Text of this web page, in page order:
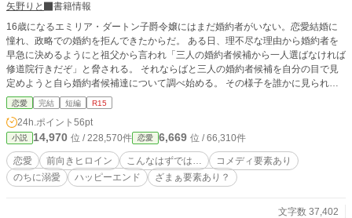
矢野りと
書籍情報
16歳になるエミリア・ダートン子爵令嬢にはまだ婚約者がいない。恋愛結婚に
憧れ、政略での婚約を拒んできたからだ。 ある日、理不尽な理由から婚約者を
早急に決めるようにと祖父から言われ「三人の婚約者候補から一人選ばなければ
修道院行きだぞ」と脅される。 それならばと三人の婚約者候補を自分の目で見
定めようと自ら婚約者候補達について調べ始める。 その様子を誰かに見られて
いるとも知らずに…。 ＊設定はゆるいです。 ＊この作品は作者の他作品『私の
孤独に気づいてくれたのは家族でも婚約者でもなく特待生で平民の彼でした』の
登場人物第三王子と婚約者のお話です。そちらも読んで頂くとより楽しめると思
います。
恋愛 完結 短編 R15
24h.ポイント 56pt
小説 14,970 位 / 228,570件 恋愛 6,669 位 / 66,310件
恋愛 前向きヒロイン こんなはずでは…
コメディ要素あり
のちに溺愛
ハッピーエンド ざまぁ要素あり？
文字数 37,402